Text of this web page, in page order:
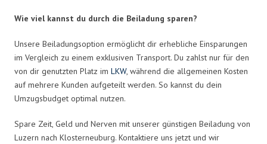
Wie viel kannst du durch die Beiladung sparen?
Unsere Beiladungsoption ermöglicht dir erhebliche Einsparungen
im Vergleich zu einem exklusiven Transport. Du zahlst nur für den
von dir genutzten Platz im LKW, während die allgemeinen Kosten
auf mehrere Kunden aufgeteilt werden. So kannst du dein
Umzugsbudget optimal nutzen.
Spare Zeit, Geld und Nerven mit unserer günstigen Beiladung von
Luzern nach Klosterneuburg. Kontaktiere uns jetzt und wir